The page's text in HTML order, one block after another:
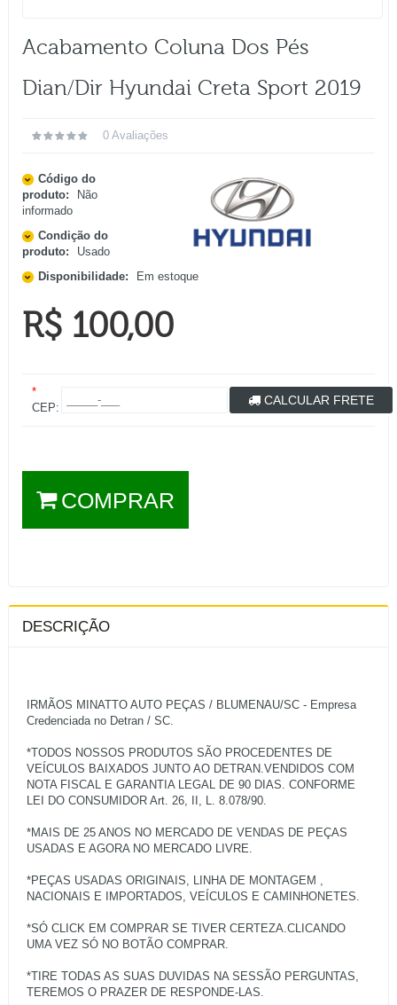
Acabamento Coluna Dos Pés
Dian/dir Hyundai Creta Sport 2019
0 Avaliações
Código do
produto:
Não
informado
Condição do
produto:
Usado
Disponibilidade:
Em estoque
R$ 100,00
*
CEP:
CALCULAR FRETE
COMPRAR
DESCRIÇÃO
IRMÃOS MINATTO AUTO PEÇAS / BLUMENAU/SC - Empresa
Credenciada no Detran / SC.
*TODOS NOSSOS PRODUTOS SÃO PROCEDENTES DE
VEÍCULOS BAIXADOS JUNTO AO DETRAN.VENDIDOS COM
NOTA FISCAL E GARANTIA LEGAL DE 90 DIAS. CONFORME
LEI DO CONSUMIDOR Art. 26, II, L. 8.078/90.
*MAIS DE 25 ANOS NO MERCADO DE VENDAS DE PEÇAS
USADAS E AGORA NO MERCADO LIVRE.
*PEÇAS USADAS ORIGINAIS, LINHA DE MONTAGEM ,
NACIONAIS E IMPORTADOS, VEÍCULOS E CAMINHONETES.
*SÓ CLICK EM COMPRAR SE TIVER CERTEZA.CLICANDO
UMA VEZ SÓ NO BOTÃO COMPRAR.
*TIRE TODAS AS SUAS DUVIDAS NA SESSÃO PERGUNTAS,
TEREMOS O PRAZER DE RESPONDE-LAS.